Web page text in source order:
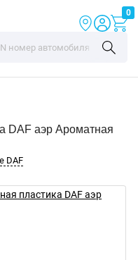
0
DAF аэр Ароматная
DAF